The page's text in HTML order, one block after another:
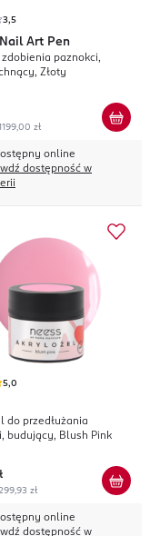
3,5
Nail Art Pen
zdobienia paznokci,
Złoty
zł
online
dostępność w
5,0
do przedłużania
budujący, Blush Pink
zł
online
dostępność w